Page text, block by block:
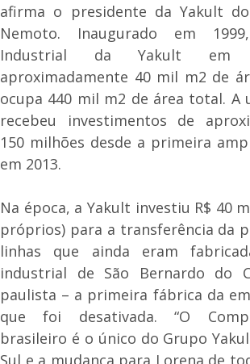
afirma o presidente da Yakult
Nemoto. Inaugurado em
Industrial da Yakult em
aproximadamente 40 mil m2 de
ocupa 440 mil m2 de área total. A
recebeu investimentos de
150 milhões desde a primeira
em 2013.
Na época, a Yakult investiu R$ 40
próprios) para a transferência da
linhas que ainda eram
industrial de São Bernardo do
paulista – a primeira fábrica da
que foi desativada. “O
brasileiro é o único do Grupo
Sul e a mudança para Lorena de